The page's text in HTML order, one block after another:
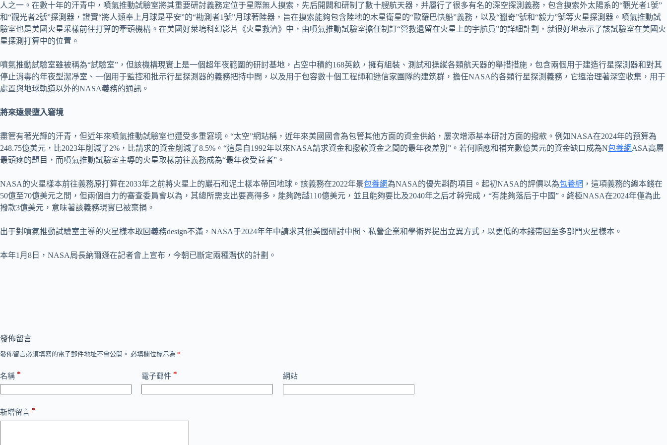
人之一。在數十年的汗青中，噴氣推動試驗室將其重要研討義務定位于星際無人摸索，先后開闢和研制了數十艘航天器，并履行了很多有名的深空探測義務，包含摸索外太陽系的“觀光者1號”
和“觀光者2號”探測器，證實“將人類奉上月球是平安”的“勘測者1號”月球著陸器，旨在摸索能夠包含陸地的木星衛星的“歐羅巴快船”義務，以及“獵奇”號和“毅力”號等火星探測器。噴氣推動試
驗室也是美國火星采樣前往打算的牽頭機構。在美國好萊塢科幻影片《火星救濟》中，由噴氣推動試驗室擔任制訂“營救遺留在火星上的宇航員”的詳細計劃，就很好地表示了該試驗室在美國火
星探測打算中的位置。
噴氣推動試驗室雖被稱為“試驗室”，但該機構現實上是一個超年夜範圍的研討基地，占空中積約168英畝，擁有組裝、測試和操縱各類航天器的舉措措施，包含兩個用于建造行星探測器和對其
停止消毒的年夜型潔凈室、一個用于監控和批示行星探測器的義務把持中間，以及用于包容數十個工程師和迷信家團隊的建筑群，擔任NASA的各類行星探測義務，它還治理著深空收集，用于
處置與地球軌道以外的NASA義務的通訊。
將來遠景墮入窘境
盡管有著光輝的汗青，但近年來噴氣推動試驗室也遭受多重窘境。“太空”網站稱，近年來美國國會為包管其他方面的資金供給，屢次增添基本研討方面的撥款。例如NASA在2024年的預算為
248.75億美元，比2023年削減了2%，比請求的資金削減了8.5%。“這是自1992年以來NASA請求資金和撥款資金之間的最年夜差別”。若何順應和補充數億美元的資金缺口成為N包養網ASA高層
最頭疼的題目，而噴氣推動試驗室主導的火星取樣前往義務成為“最年夜受益者”。
NASA的火星樣本前往義務原打算在2033年之前將火星上的巖石和泥土樣本帶回地球。該義務在2022年景包養網為NASA的優先斟酌項目。起初NASA的評價以為包養網 ，這項義務的總本錢在
50億至70億美元之間，但兩個自力的審查委員會以為，其總所需支出要高得多，能夠跨越110億美元，並且能夠要比及2040年之后才幹完成，“有能夠落后于中國”。終極NASA在2024年僅為此
撥款3億美元，意味著該義務現實已被棄捐。
出于對噴氣推動試驗室主導的火星樣本取回義務design不滿，NASA于2024年年中請求其他美國研討中間、私營企業和學術界提出立異方式，以更低的本錢帶回至多部門火星樣本。
本年1月8日，NASA局長納爾遜在記者會上宣布，今朝已斷定兩種潛伏的計劃。
發佈留言
發佈留言必須填寫的電子郵件地址不會公開。 必填欄位標示為 *
名稱 * 電子郵件 * 網站
新增留言 *